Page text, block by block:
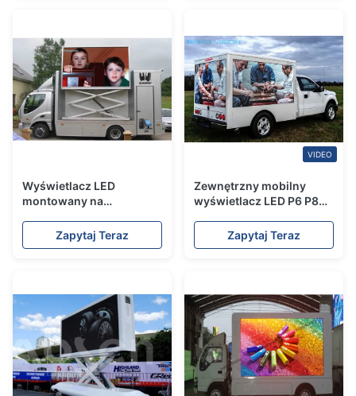
Wyświetlacz LED
montowany na
Mobilny ekran LED o
jasności 6000 nitów
Zapytaj Teraz
VIDEO
Zewnętrzny mobilny
wyświetlacz LED P6 P8
montowana na
ciężarówce
Zapytaj Teraz